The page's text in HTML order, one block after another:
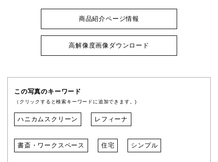
商品紹介ページ情報
高解像度画像ダウンロード
この写真のキーワード
（クリックすると検索キーワードに追加できます。)
ハニカムスクリーン レフィーナ
書斎・ワークスペース 住宅 シンプル